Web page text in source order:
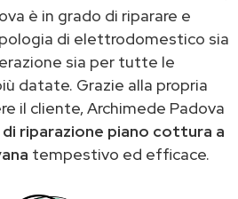
è in grado di riparare e
di elettrodomestico sia
sia per tutte le
datate. Grazie alla propria
il cliente, Archimede Padova
riparazione piano cottura a
tempestivo ed efficace.